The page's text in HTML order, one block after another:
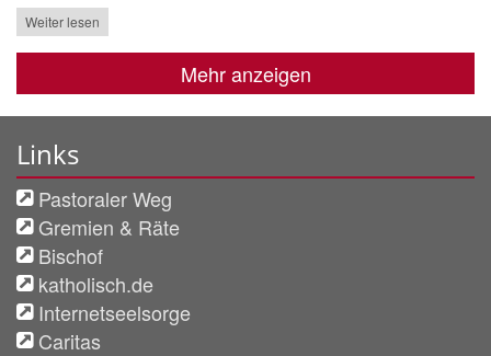
Weiter lesen
Mehr anzeigen
Links
Pastoraler Weg
Gremien & Räte
Bischof
katholisch.de
Internetseelsorge
Caritas